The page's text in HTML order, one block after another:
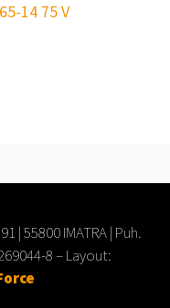
14 75 V
| 55800 IMATRA | Puh.
8– Layout: